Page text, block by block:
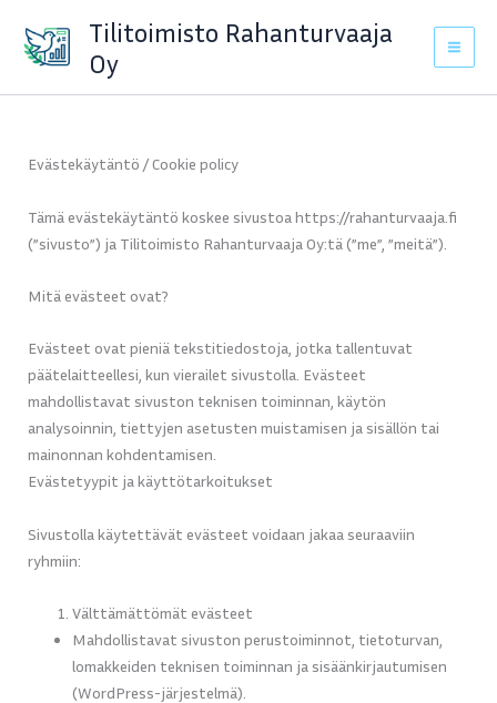
content
Tilitoimisto Rahanturvaaja
Oy
Evästekäytäntö / Cookie policy
Tämä evästekäytäntö koskee sivustoa https://rahanturvaaja.fi
(”sivusto”) ja Tilitoimisto Rahanturvaaja Oy:tä (”me”, ”meitä”).
Mitä evästeet ovat?
Evästeet ovat pieniä tekstitiedostoja, jotka tallentuvat
päätelaitteellesi, kun vierailet sivustolla. Evästeet
mahdollistavat sivuston teknisen toiminnan, käytön
analysoinnin, tiettyjen asetusten muistamisen ja sisällön tai
mainonnan kohdentamisen.
Evästetyypit ja käyttötarkoitukset
Sivustolla käytettävät evästeet voidaan jakaa seuraaviin
ryhmiin:
Välttämättömät evästeet
Mahdollistavat sivuston perustoiminnot, tietoturvan,
lomakkeiden teknisen toiminnan ja sisäänkirjautumisen
(WordPress-järjestelmä).